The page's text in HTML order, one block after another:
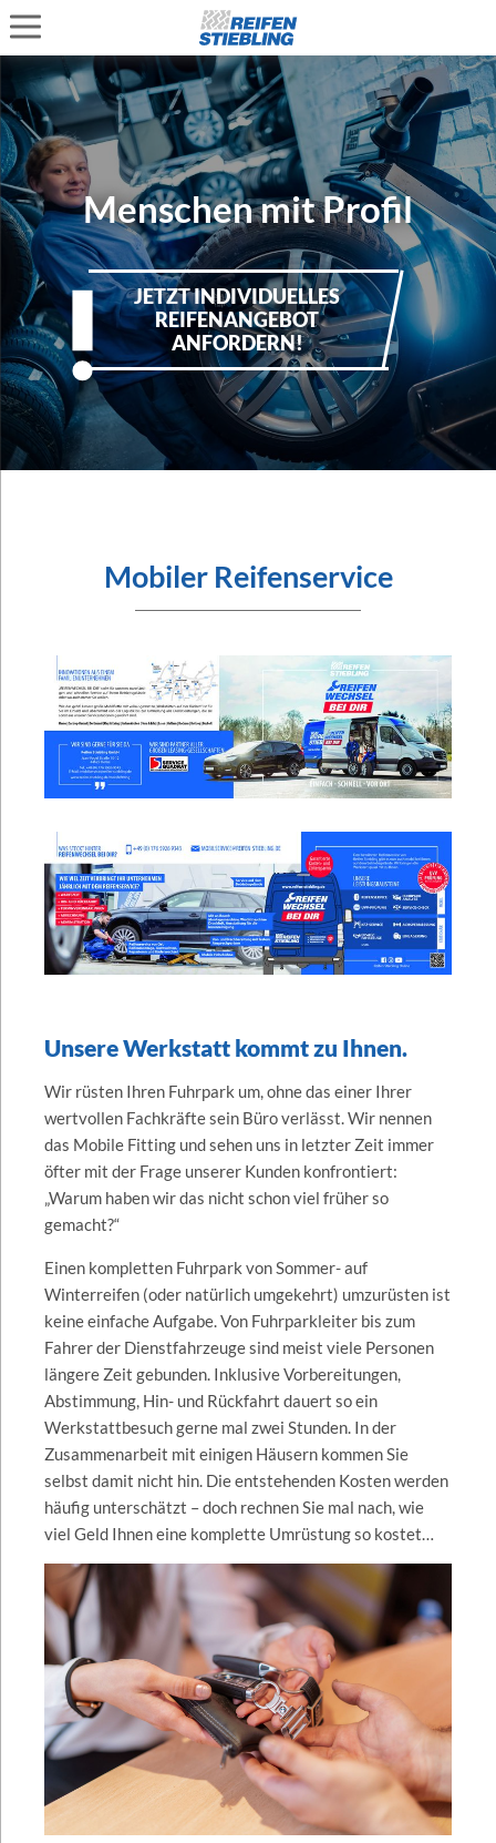
Menschen mit Profil
JETZT INDIVIDUELLES
REIFENANGEBOT
ANFORDERN!
Mobiler Reifenservice
Unsere Werkstatt kommt zu Ihnen.
Wir rüsten Ihren Fuhrpark um, ohne das einer Ihrer
wertvollen Fachkräfte sein Büro verlässt. Wir nennen
das Mobile Fitting und sehen uns in letzter Zeit immer
öfter mit der Frage unserer Kunden konfrontiert:
„Warum haben wir das nicht schon viel früher so
gemacht?“
Einen kompletten Fuhrpark von Sommer- auf
Winterreifen (oder natürlich umgekehrt) umzurüsten ist
keine einfache Aufgabe. Von Fuhrparkleiter bis zum
Fahrer der Dienstfahrzeuge sind meist viele Personen
längere Zeit gebunden. Inklusive Vorbereitungen,
Abstimmung, Hin- und Rückfahrt dauert so ein
Werkstattbesuch gerne mal zwei Stunden. In der
Zusammenarbeit mit einigen Häusern kommen Sie
selbst damit nicht hin. Die entstehenden Kosten werden
häufig unterschätzt – doch rechnen Sie mal nach, wie
viel Geld Ihnen eine komplette Umrüstung so kostet…